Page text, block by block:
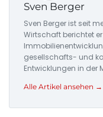
Sven Berger
Sven Berger ist seit
Wirtschaft berichtet
gesellschafts- und
Entwicklungen in der
Alle Artikel ansehen →